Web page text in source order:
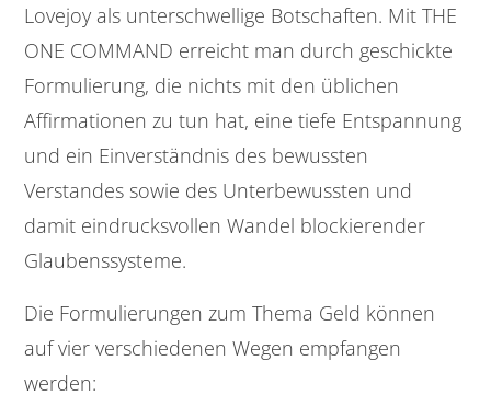
Lovejoy als unterschwellige Botschaften. Mit THE
ONE COMMAND erreicht man durch geschickte
Formulierung, die nichts mit den üblichen
Affirmationen zu tun hat, eine tiefe Entspannung
und ein Einverständnis des bewussten
Verstandes sowie des Unterbewussten und
damit eindrucksvollen Wandel blockierender
Glaubenssysteme.
Die Formulierungen zum Thema Geld können
auf vier verschiedenen Wegen empfangen
werden: